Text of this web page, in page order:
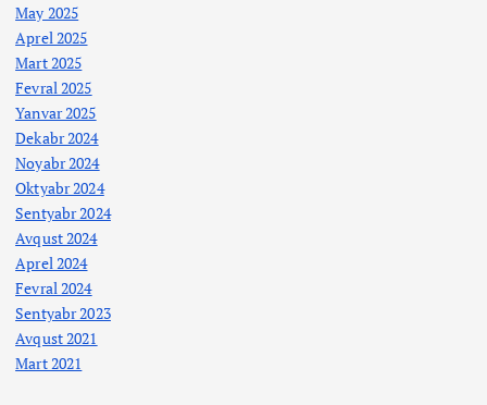
May 2025
Aprel 2025
Mart 2025
Fevral 2025
Yanvar 2025
Dekabr 2024
Noyabr 2024
Oktyabr 2024
Sentyabr 2024
Avqust 2024
Aprel 2024
Fevral 2024
Sentyabr 2023
Avqust 2021
Mart 2021